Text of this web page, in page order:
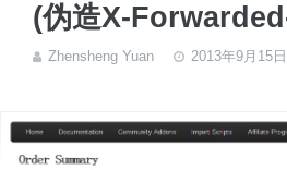
(伪造X-
Zhensheng Yuan 2013年9月15日